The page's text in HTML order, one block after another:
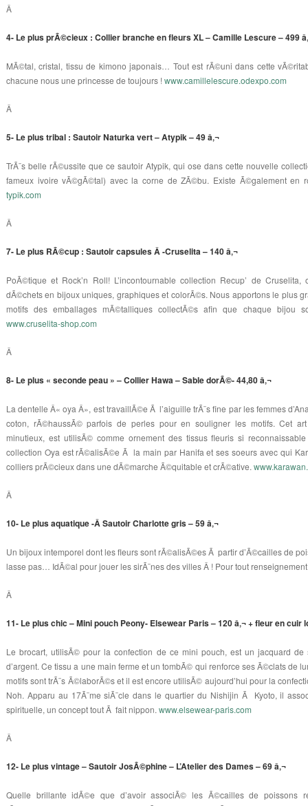
Â
4- Le plus prÃ©cieux : Collier branche en fleurs XL – Camille Lescure – 499
MÃ©tal, cristal, tissu de kimono japonais… Tout est rÃ©uni dans cette
chacune nous une princesse de toujours ! www.camillelescure.odexpo.com
Â
5- Le plus tribal : Sautoir Naturka vert – Atypik – 49 â‚¬
TrÃ¨s belle rÃ©ussite que ce sautoir Atypik, qui ose dans cette nouvelle
fameux ivoire vÃ©gÃ©tal) avec la corne de ZÃ©bu. Existe Ã©galement
typik.com
Â
7- Le plus RÃ©cup : Sautoir capsules Â -Cruselita – 140 â‚¬
PoÃ©tique et Rock’n Roll! L’incontournable collection Recup’ de
dÃ©chets en bijoux uniques, graphiques et colorÃ©s. Nous apportons le plus
motifs des emballages mÃ©talliques collectÃ©s afin que chaque bijou
www.cruselita-shop.com
Â
8- Le plus « seconde peau » – Collier Hawa – Sable dorÃ©- 44,80 â‚¬
La dentelle Â« oya Â», est travaillÃ©e Ã l’aiguille trÃ¨s fine par les femmes
coton, rÃ©haussÃ© parfois de perles pour en souligner les motifs. Cet
minutieux, est utilisÃ© comme ornement des tissus fleuris si
collection Oya est rÃ©alisÃ©e Ã la main par Hanifa et ses soeurs avec qui
colliers prÃ©cieux dans une dÃ©marche Ã©quitable et crÃ©ative.
Â
10- Le plus aquatique -Â Sautoir Charlotte gris – 59 â‚¬
Un bijoux intemporel dont les fleurs sont rÃ©alisÃ©es Ã partir d’Ã©cailles de
lasse pas… IdÃ©al pour jouer les sirÃ¨nes des villes Â ! Pour tout
Â
11- Le plus chic – Mini pouch Peony- Elsewear Paris – 120 â‚¬ + fleur en cuir
Le brocart, utilisÃ© pour la confection de ce mini pouch, est un jacquard
d’argent. Ce tissu a une main ferme et un tombÃ© qui renforce ses Ã©clats de
motifs sont trÃ¨s Ã©laborÃ©s et il est encore utilisÃ© aujourd’hui pour la
Noh. Apparu au 17Ã¨me siÃ¨cle dans le quartier du Nishijin Ã Kyoto, il
spirituelle, un concept tout Ã fait nippon. www.elsewear-paris.com
Â
12- Le plus vintage – Sautoir JosÃ©phine – L’Atelier des Dames – 69 â‚¬
Quelle brillante idÃ©e que d’avoir associÃ© les Ã©cailles de poissons